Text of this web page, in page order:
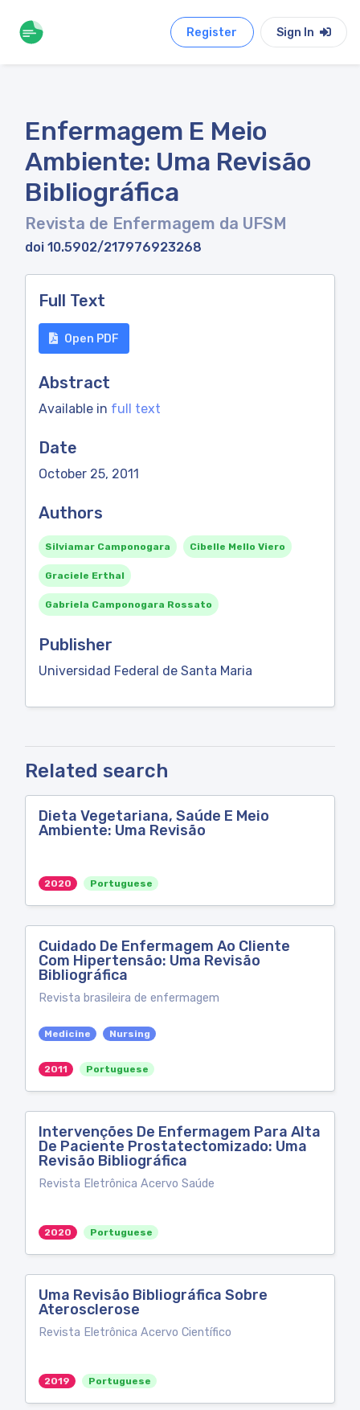
Register Sign In
Enfermagem E Meio
Ambiente: Uma Revisão
Bibliográfica
Revista de Enfermagem da UFSM
doi 10.5902/217976923268
Full Text
Open PDF
Abstract
Available in full text
Date
October 25, 2011
Authors
Silviamar Camponogara Cibelle Mello Viero
Graciele Erthal
Gabriela Camponogara Rossato
Publisher
Universidad Federal de Santa Maria
Related search
Dieta Vegetariana, Saúde E Meio
Ambiente: Uma Revisão
2020 Portuguese
Cuidado De Enfermagem Ao Cliente
Com Hipertensão: Uma Revisão
Bibliográfica
Revista brasileira de enfermagem
Medicine Nursing
2011 Portuguese
Intervenções De Enfermagem Para Alta
De Paciente Prostatectomizado: Uma
Revisão Bibliográfica
Revista Eletrônica Acervo Saúde
2020 Portuguese
Uma Revisão Bibliográfica Sobre
Aterosclerose
Revista Eletrônica Acervo Científico
2019 Portuguese